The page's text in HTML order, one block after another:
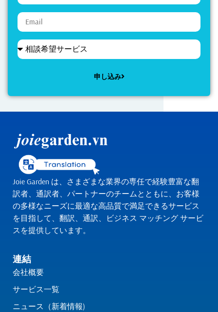
申し込み
Joie Garden は、さまざまな業界の専任で経験豊富な翻
訳者、通訳者、パートナーのチームとともに、お客様
の多様なニーズに最適な高品質で満足できるサービス
を目指して、翻訳、通訳、ビジネス マッチング サービ
スを提供しています。
連結
会社概要
サービス一覧
ニュース（新着情報)